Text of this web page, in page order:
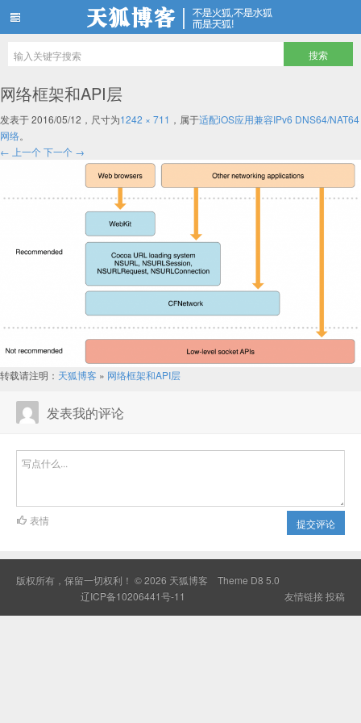
天狐博客
网络框架和API层
发表于2016/05/12 ，尺寸为1242 × 711 ，属于适配iOS应用兼容IPv6 DNS64/NAT64
网络。
← 上一个 下一个 →
转载请注明： 天狐博客 » 网络框架和API层
发表我的评论
提交评论
表情
版权所有，保留一切权利！ © 2026 天狐博客 Theme D8 5.0
辽ICP备10206441号-11
友情链接投稿